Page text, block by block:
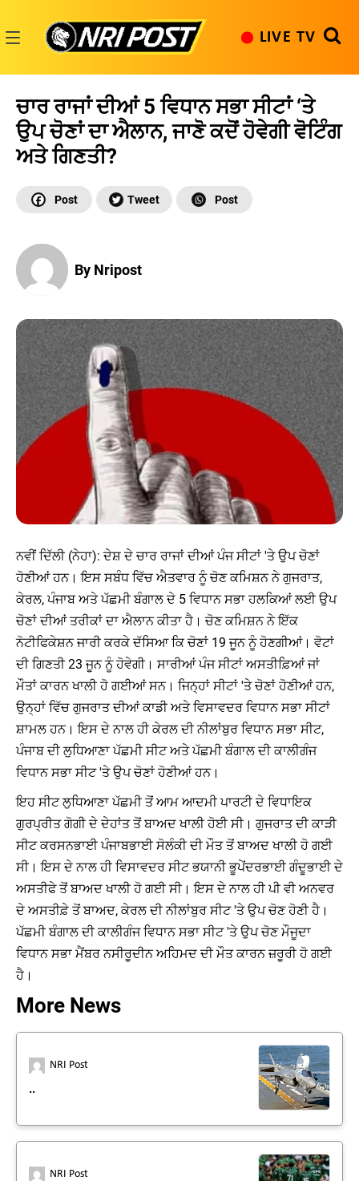
content
LIVE TV
ਚਾਰ ਰਾਜਾਂ ਦੀਆਂ 5 ਵਿਧਾਨ ਸਭਾ ਸੀਟਾਂ ‘ਤੇ
ਉਪ ਚੋਣਾਂ ਦਾ ਐਲਾਨ, ਜਾਣੋ ਕਦੋਂ ਹੋਵੇਗੀ ਵੋਟਿੰਗ
ਅਤੇ ਗਿਣਤੀ?
By Nripost
ਨਵੀਂ ਦਿੱਲੀ (ਨੇਹਾ): ਦੇਸ਼ ਦੇ ਚਾਰ ਰਾਜਾਂ ਦੀਆਂ ਪੰਜ ਸੀਟਾਂ 'ਤੇ ਉਪ ਚੋਣਾਂ
ਹੋਣੀਆਂ ਹਨ। ਇਸ ਸਬੰਧ ਵਿੱਚ ਐਤਵਾਰ ਨੂੰ ਚੋਣ ਕਮਿਸ਼ਨ ਨੇ ਗੁਜਰਾਤ,
ਕੇਰਲ, ਪੰਜਾਬ ਅਤੇ ਪੱਛਮੀ ਬੰਗਾਲ ਦੇ 5 ਵਿਧਾਨ ਸਭਾ ਹਲਕਿਆਂ ਲਈ ਉਪ
ਚੋਣਾਂ ਦੀਆਂ ਤਰੀਕਾਂ ਦਾ ਐਲਾਨ ਕੀਤਾ ਹੈ। ਚੋਣ ਕਮਿਸ਼ਨ ਨੇ ਇੱਕ
ਨੋਟੀਫਿਕੇਸ਼ਨ ਜਾਰੀ ਕਰਕੇ ਦੱਸਿਆ ਕਿ ਚੋਣਾਂ 19 ਜੂਨ ਨੂੰ ਹੋਣਗੀਆਂ। ਵੋਟਾਂ
ਦੀ ਗਿਣਤੀ 23 ਜੂਨ ਨੂੰ ਹੋਵੇਗੀ। ਸਾਰੀਆਂ ਪੰਜ ਸੀਟਾਂ ਅਸਤੀਫ਼ਿਆਂ ਜਾਂ
ਮੌਤਾਂ ਕਾਰਨ ਖਾਲੀ ਹੋ ਗਈਆਂ ਸਨ। ਜਿਨ੍ਹਾਂ ਸੀਟਾਂ 'ਤੇ ਚੋਣਾਂ ਹੋਣੀਆਂ ਹਨ,
ਉਨ੍ਹਾਂ ਵਿੱਚ ਗੁਜਰਾਤ ਦੀਆਂ ਕਾਡੀ ਅਤੇ ਵਿਸਾਵਦਰ ਵਿਧਾਨ ਸਭਾ ਸੀਟਾਂ
ਸ਼ਾਮਲ ਹਨ। ਇਸ ਦੇ ਨਾਲ ਹੀ ਕੇਰਲ ਦੀ ਨੀਲਾਂਬੁਰ ਵਿਧਾਨ ਸਭਾ ਸੀਟ,
ਪੰਜਾਬ ਦੀ ਲੁਧਿਆਣਾ ਪੱਛਮੀ ਸੀਟ ਅਤੇ ਪੱਛਮੀ ਬੰਗਾਲ ਦੀ ਕਾਲੀਗੰਜ
ਵਿਧਾਨ ਸਭਾ ਸੀਟ 'ਤੇ ਉਪ ਚੋਣਾਂ ਹੋਣੀਆਂ ਹਨ।
ਇਹ ਸੀਟ ਲੁਧਿਆਣਾ ਪੱਛਮੀ ਤੋਂ ਆਮ ਆਦਮੀ ਪਾਰਟੀ ਦੇ ਵਿਧਾਇਕ
ਗੁਰਪ੍ਰੀਤ ਗੋਗੀ ਦੇ ਦੇਹਾਂਤ ਤੋਂ ਬਾਅਦ ਖਾਲੀ ਹੋਈ ਸੀ। ਗੁਜਰਾਤ ਦੀ ਕਾੜੀ
ਸੀਟ ਕਰਸਨਭਾਈ ਪੰਜਾਬਭਾਈ ਸੋਲੰਕੀ ਦੀ ਮੌਤ ਤੋਂ ਬਾਅਦ ਖਾਲੀ ਹੋ ਗਈ
ਸੀ। ਇਸ ਦੇ ਨਾਲ ਹੀ ਵਿਸਾਵਦਰ ਸੀਟ ਭਯਾਨੀ ਭੂਪੇਂਦਰਭਾਈ ਗੰਦੂਭਾਈ ਦੇ
ਅਸਤੀਫੇ ਤੋਂ ਬਾਅਦ ਖਾਲੀ ਹੋ ਗਈ ਸੀ। ਇਸ ਦੇ ਨਾਲ ਹੀ ਪੀ ਵੀ ਅਨਵਰ
ਦੇ ਅਸਤੀਫ਼ੇ ਤੋਂ ਬਾਅਦ, ਕੇਰਲ ਦੀ ਨੀਲਾਂਬੁਰ ਸੀਟ 'ਤੇ ਉਪ ਚੋਣ ਹੋਣੀ ਹੈ।
ਪੱਛਮੀ ਬੰਗਾਲ ਦੀ ਕਾਲੀਗੰਜ ਵਿਧਾਨ ਸਭਾ ਸੀਟ 'ਤੇ ਉਪ ਚੋਣ ਮੌਜੂਦਾ
ਵਿਧਾਨ ਸਭਾ ਮੈਂਬਰ ਨਸੀਰੂਦੀਨ ਅਹਿਮਦ ਦੀ ਮੌਤ ਕਾਰਨ ਜ਼ਰੂਰੀ ਹੋ ਗਈ
ਹੈ।
More News
NRI Post
..
NRI Post